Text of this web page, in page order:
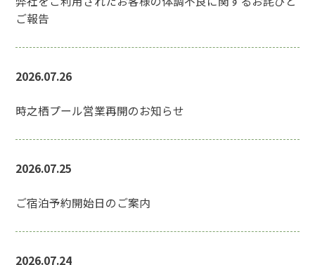
ご報告
2026.07.26
時之栖プール営業再開のお知らせ
2026.07.25
ご宿泊予約開始日のご案内
2026.07.24